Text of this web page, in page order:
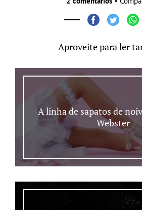
Aproveite para ler
A linha de sapatos de
Webster